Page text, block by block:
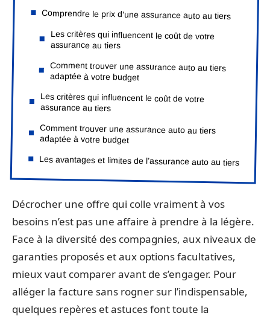
Comprendre le prix d’une assurance auto au tiers
Les critères qui influencent le coût de votre
assurance au tiers
Comment trouver une assurance auto au tiers
adaptée à votre budget
Les critères qui influencent le coût de votre
assurance au tiers
Comment trouver une assurance auto au tiers
adaptée à votre budget
Les avantages et limites de l’assurance auto au tiers
Décrocher une offre qui colle vraiment à vos
besoins n’est pas une affaire à prendre à la légère.
Face à la diversité des compagnies, aux niveaux de
garanties proposés et aux options facultatives,
mieux vaut comparer avant de s’engager. Pour
alléger la facture sans rogner sur l’indispensable,
quelques repères et astuces font toute la